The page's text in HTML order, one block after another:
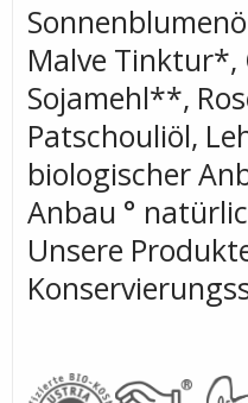
Malve
Sojamehl**,
Patschouliöl,
biologischer
Anbau °
Unsere